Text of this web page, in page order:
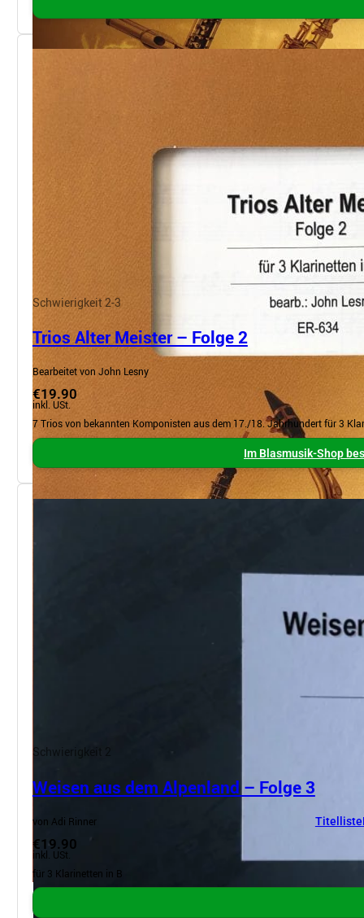
Schwierigkeit 2-3
Trios Alter Meister – Folge 2
Bearbeitet von John Lesny
€19.90
inkl. USt.
7 Trios von bekannten Komponisten aus dem 17./18. Jahrhundert für 3
Im Blasmusik-Shop
Schwierigkeit 2
Weisen aus dem Alpenland – Folge 3
von Adi Rinner Titelliste
€19.90
inkl. USt.
für 3 Klarinetten in B